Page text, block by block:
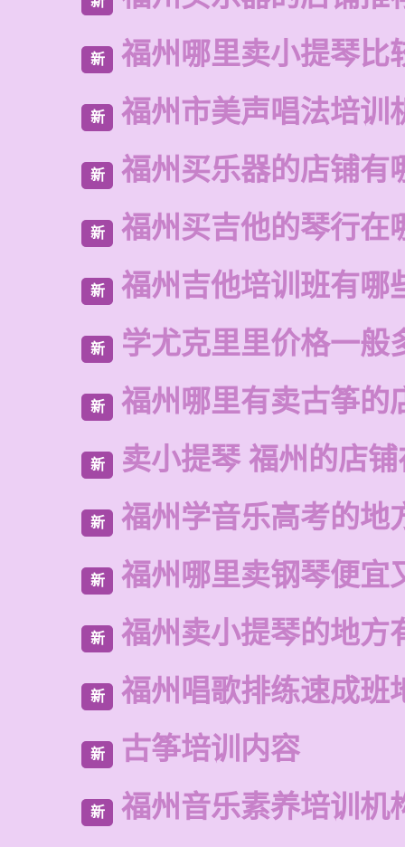
新 福州哪里卖小提琴比
新 福州市美声唱法培训
新 福州买乐器的店铺有
新 福州买吉他的琴行在
新 福州吉他培训班有哪
新 学尤克里里价格一般
新 福州哪里有卖古筝的
新 卖小提琴 福州的店
新 福州学音乐高考的地
新 福州哪里卖钢琴便宜
新 福州卖小提琴的地方
新 福州唱歌排练速成班
新 古筝培训内容
新 福州音乐素养培训机